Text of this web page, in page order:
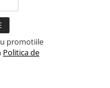
promotiile
Politica de